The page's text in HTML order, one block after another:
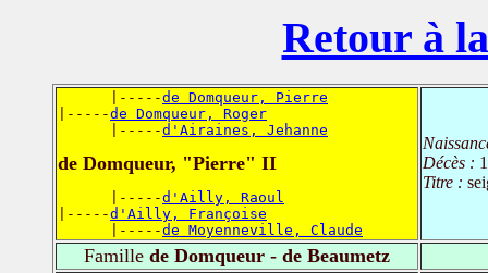
Retour à
      |-----
de Domqueur, Pierre
|-----de Domqueur, Roger
      |-----
d'Airaines, Jehanne
de Domqueur, "Pierre" II
      |-----
d'Ailly, Raoul
|-----d'Ailly, Françoise
      |-----
de Moyenneville, Claude
Décès :
Titre :
Famille de Domqueur - de Beaumetz